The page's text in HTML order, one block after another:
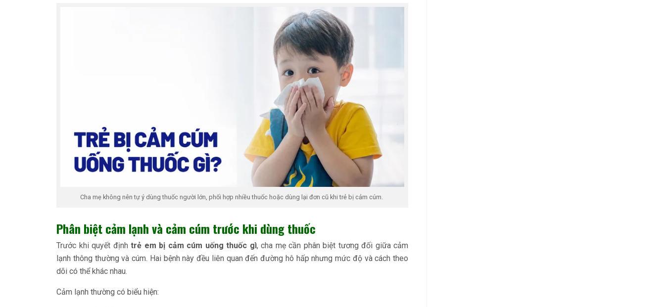
Cha mẹ không nên tự ý dùng thuốc người lớn, phối hợp nhiều thuốc hoặc dùng lại đơn cũ khi trẻ bị cảm cúm.
Phân biệt cảm lạnh và cảm cúm trước khi dùng thuốc
Trước khi quyết định trẻ em bị cảm cúm uống thuốc gì, cha mẹ cần phân biệt tương đối giữa cảm
lạnh thông thường và cúm. Hai bệnh này đều liên quan đến đường hô hấp nhưng mức độ và cách theo
dõi có thể khác nhau.
Cảm lạnh thường có biểu hiện: